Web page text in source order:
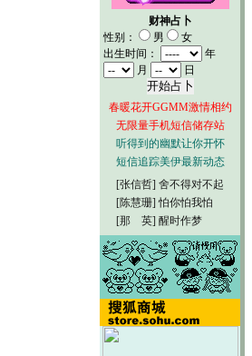
财神占卜
性别：
男
女
出生时间：
年
月
日
春暖花开GGMM激情相约
无限量手机短信储存站
听得到的幽默让你开怀
短信追踪美伊最新动态
[张信哲] 舍不得对不起
[陈慧珊] 怕你怕我怕
[那 英] 醒时作梦